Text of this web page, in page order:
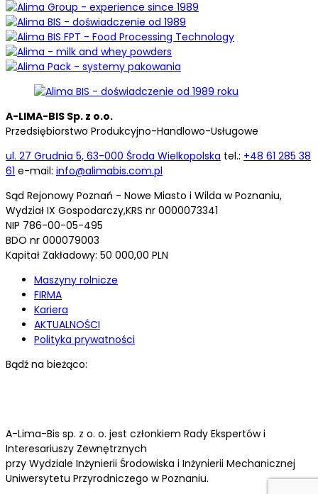
A-LIMA-BIS Sp. z o.o.
Przedsiębiorstwo Produkcyjno-Handlowo-Usługowe
ul. 27 Grudnia 5, 63-000 Środa Wielkopolska tel.: +48 61 285 38
61 e-mail: info@alimabis.com.pl
Sąd Rejonowy Poznań - Nowe Miasto i Wilda w Poznaniu,
Wydział IX Gospodarczy,KRS nr 0000073341
NIP 786-00-05-495
BDO nr 000079003
Kapitał Zakładowy: 50 000,00 PLN
Maszyny rolnicze
FIRMA
Kariera
AKTUALNOŚCI
Polityka prywatności
Bądź na bieżąco:
A-Lima-Bis sp. z o. o. jest członkiem Rady Ekspertów i
Interesariuszy Zewnętrznych
przy Wydziale Inżynierii Środowiska i Inżynierii Mechanicznej
Uniwersytetu Przyrodniczego w Poznaniu.